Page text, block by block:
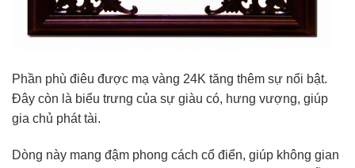
Phần phù điêu được mạ vàng 24K tăng thêm sự nổi bật.
Đây còn là biểu trưng của sự giàu có, hưng vượng, giúp
gia chủ phát tài.
Dòng này mang đậm phong cách cổ điển, giúp không gian